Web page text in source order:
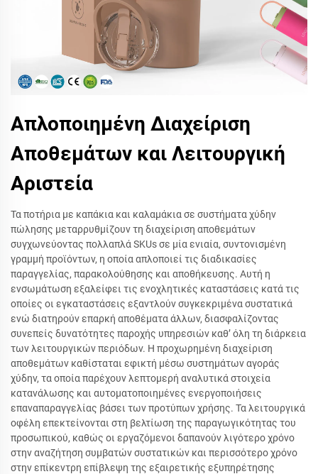
Απλοποιημένη Διαχείριση
Αποθεμάτων και Λειτουργική
Αριστεία
Τα ποτήρια με καπάκια και καλαμάκια σε συστήματα χύδην
πώλησης μεταρρυθμίζουν τη διαχείριση αποθεμάτων
συγχωνεύοντας πολλαπλά SKUs σε μία ενιαία, συντονισμένη
γραμμή προϊόντων, η οποία απλοποιεί τις διαδικασίες
παραγγελίας, παρακολούθησης και αποθήκευσης. Αυτή η
ενσωμάτωση εξαλείφει τις ενοχλητικές καταστάσεις κατά τις
οποίες οι εγκαταστάσεις εξαντλούν συγκεκριμένα συστατικά
ενώ διατηρούν επαρκή αποθέματα άλλων, διασφαλίζοντας
συνεπείς δυνατότητες παροχής υπηρεσιών καθ’ όλη τη διάρκεια
των λειτουργικών περιόδων. Η προχωρημένη διαχείριση
αποθεμάτων καθίσταται εφικτή μέσω συστημάτων αγοράς
χύδην, τα οποία παρέχουν λεπτομερή αναλυτικά στοιχεία
κατανάλωσης και αυτοματοποιημένες ενεργοποιήσεις
επαναπαραγγελίας βάσει των προτύπων χρήσης. Τα λειτουργικά
οφέλη επεκτείνονται στη βελτίωση της παραγωγικότητας του
προσωπικού, καθώς οι εργαζόμενοι δαπανούν λιγότερο χρόνο
στην αναζήτηση συμβατών συστατικών και περισσότερο χρόνο
στην επίκεντρη επίβλεψη της εξαιρετικής εξυπηρέτησης